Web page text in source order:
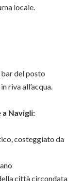
locale.
del posto
in riva all’acqua.
a Navigli:
costeggiato da
città circondata